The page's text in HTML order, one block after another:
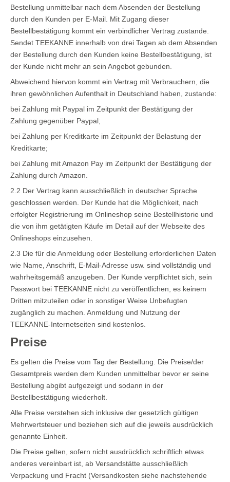
Bestellung unmittelbar nach dem Absenden der Bestellung
durch den Kunden per E-Mail. Mit Zugang dieser
Bestellbestätigung kommt ein verbindlicher Vertrag zustande.
Sendet TEEKANNE innerhalb von drei Tagen ab dem Absenden
der Bestellung durch den Kunden keine Bestellbestätigung, ist
der Kunde nicht mehr an sein Angebot gebunden.
Abweichend hiervon kommt ein Vertrag mit Verbrauchern, die
ihren gewöhnlichen Aufenthalt in Deutschland haben, zustande:
bei Zahlung mit Paypal im Zeitpunkt der Bestätigung der
Zahlung gegenüber Paypal;
bei Zahlung per Kreditkarte im Zeitpunkt der Belastung der
Kreditkarte;
bei Zahlung mit Amazon Pay im Zeitpunkt der Bestätigung der
Zahlung durch Amazon.
2.2 Der Vertrag kann ausschließlich in deutscher Sprache
geschlossen werden. Der Kunde hat die Möglichkeit, nach
erfolgter Registrierung im Onlineshop seine Bestellhistorie und
die von ihm getätigten Käufe im Detail auf der Webseite des
Onlineshops einzusehen.
2.3 Die für die Anmeldung oder Bestellung erforderlichen Daten
wie Name, Anschrift, E-Mail-Adresse usw. sind vollständig und
wahrheitsgemäß anzugeben. Der Kunde verpflichtet sich, sein
Passwort bei TEEKANNE nicht zu veröffentlichen, es keinem
Dritten mitzuteilen oder in sonstiger Weise Unbefugten
zugänglich zu machen. Anmeldung und Nutzung der
TEEKANNE-Internetseiten sind kostenlos.
Preise
Es gelten die Preise vom Tag der Bestellung. Die Preise/der
Gesamtpreis werden dem Kunden unmittelbar bevor er seine
Bestellung abgibt aufgezeigt und sodann in der
Bestellbestätigung wiederholt.
Alle Preise verstehen sich inklusive der gesetzlich gültigen
Mehrwertsteuer und beziehen sich auf die jeweils ausdrücklich
genannte Einheit.
Die Preise gelten, sofern nicht ausdrücklich schriftlich etwas
anderes vereinbart ist, ab Versandstätte ausschließlich
Verpackung und Fracht (Versandkosten siehe nachstehende